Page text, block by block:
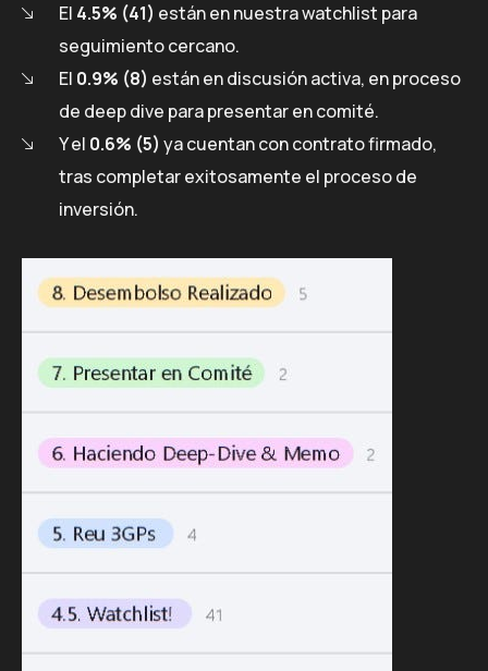
El 4.5% (41) están en nuestra watchlist para
seguimiento cercano.
El 0.9% (8) están en discusión activa, en proceso
de deep dive para presentar en comité.
Y el 0.6% (5) ya cuentan con contrato firmado,
tras completar exitosamente el proceso de
inversión.